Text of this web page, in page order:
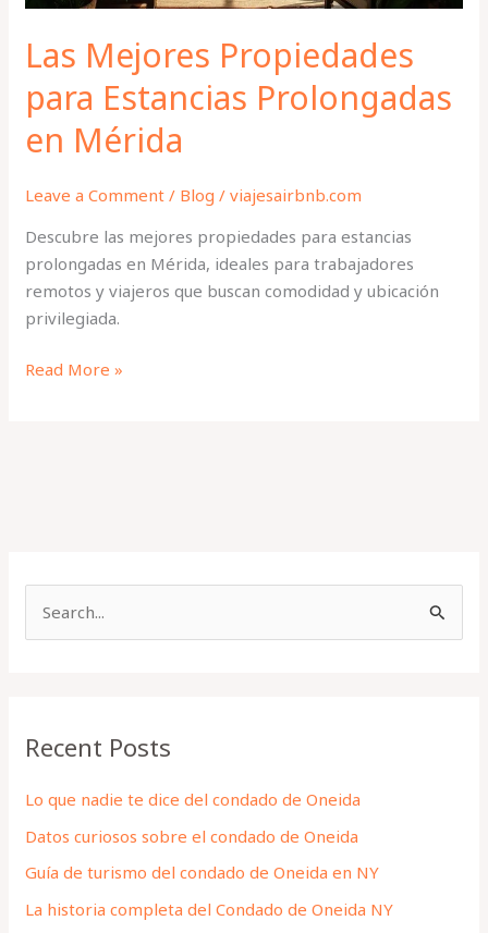
Las Mejores Propiedades
para Estancias Prolongadas
en Mérida
Leave a Comment / Blog /viajesairbnb.com
Descubre las mejores propiedades para estancias
prolongadas en Mérida, ideales para trabajadores
remotos y viajeros que buscan comodidad y ubicación
privilegiada.
Read More »
c
f
o
r
:
Recent Posts
Lo que nadie te dice del condado de Oneida
Datos curiosos sobre el condado de Oneida
Guía de turismo del condado de Oneida en NY
La historia completa del Condado de Oneida NY